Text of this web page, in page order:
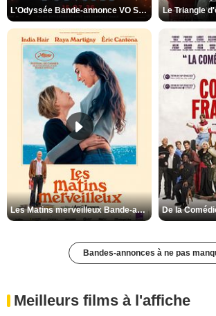
L'Odyssée Bande-annonce VO STFR Le Triangle
Les Matins merveilleux Bande-annonce VF
Bandes-annonces à ne pas
Meilleurs films à l'affiche